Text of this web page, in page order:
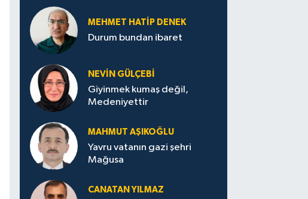
MEHMET HATİP DENEK
Durum bundan ibaret
NEVİN GÜLÇEBİ
Giyinmek kumaş değil,
Medeniyettir
MAHMUT AŞIKOĞLU
Yavru vatanın gazi şehri
Mağusa
CANATAN YILMAZ